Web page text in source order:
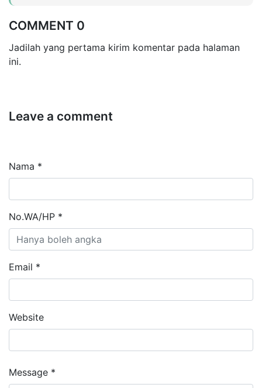
COMMENT 0
Jadilah yang pertama kirim komentar pada halaman
ini.
Leave a comment
Nama *
No.WA/HP *
Email *
Website
Message *